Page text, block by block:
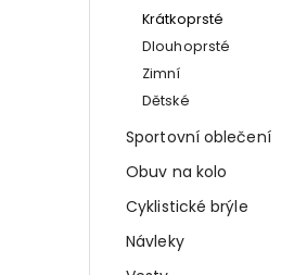
Krátkoprsté
Dlouhoprsté
Zimní
Dětské
Sportovní oblečení
Obuv na kolo
Cyklistické brýle
Návleky